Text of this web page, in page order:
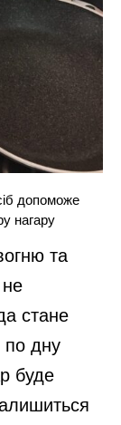
допоможе
нагару
та
стане
по дну
буде